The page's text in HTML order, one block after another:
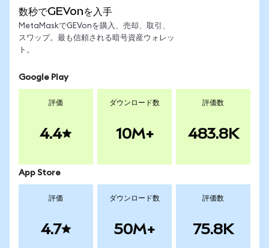
数秒でGEVonを入手
MetaMaskでGEVonを購入、売却、取引、
スワップ。最も信頼される暗号資産ウォレッ
ト。
Google Play
評価
4.4
ダウンロード数
10M+
評価数
483.8K
App Store
評価
4.7
ダウンロード数
50M+
評価数
75.8K